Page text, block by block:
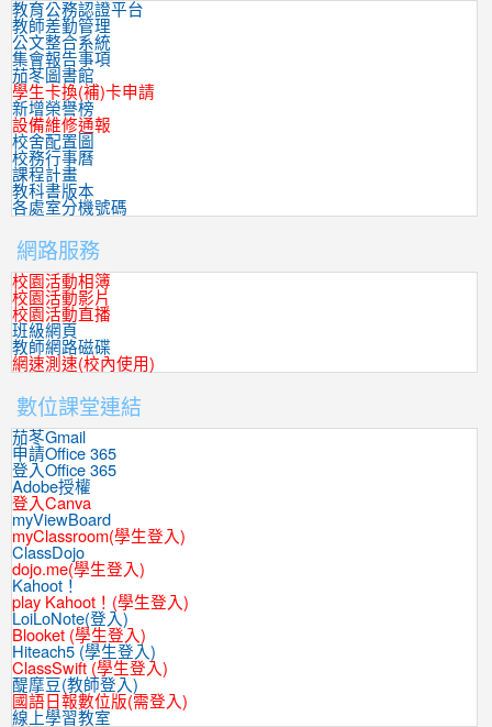
教育公務認證平台
教師差勤管理
公文整合系統
集會報告事項
茄苳圖書館
學生卡換(補)卡申請
新增榮譽榜
設備維修通報
校舍配置圖
校務行事曆
課程計畫
教科書版本
各處室分機號碼
網路服務
校園活動相簿
校園活動影片
校園活動直播
班級網頁
教師網路磁碟
網速測速(校內使用)
數位課堂連結
茄苳Gmail
申請Office 365
登入Office 365
Adobe授權
登入Canva
myViewBoard
myClassroom(學生登入)
ClassDojo
dojo.me(學生登入)
Kahoot！
play Kahoot！(學生登入)
LoiLoNote(登入)
Blooket (學生登入)
Hiteach5 (學生登入)
ClassSwift (學生登入)
醍摩豆(教師登入)
國語日報數位版(需登入)
線上學習教室